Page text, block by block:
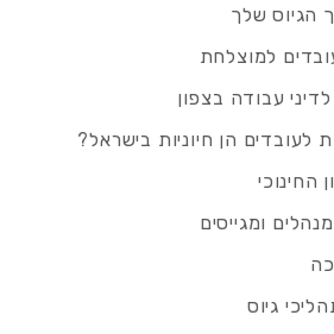
הגיוס שלך
למוצלחת
עבודה בצפון
לעובדים הן חיוניות בישראל?
החינוכי
ומגייסים
גיוס